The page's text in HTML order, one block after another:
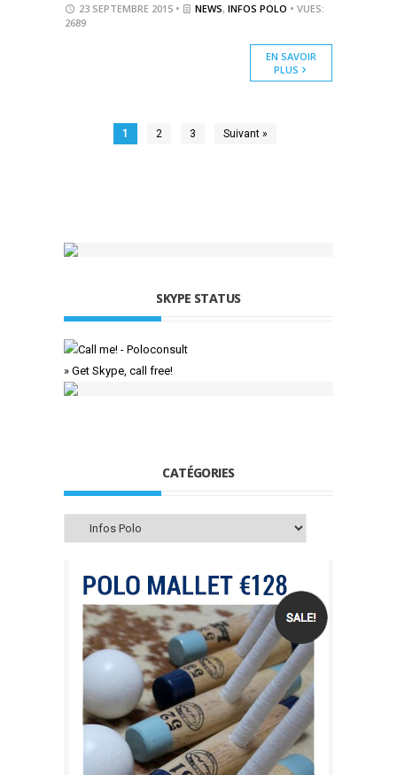
23 SEPTEMBRE 2015 • NEWS, INFOS POLO • VUES:
2689
EN SAVOIR
PLUS
1 2 3 Suivant »
SKYPE STATUS
» Get Skype, call free!
CATÉGORIES
Catégories